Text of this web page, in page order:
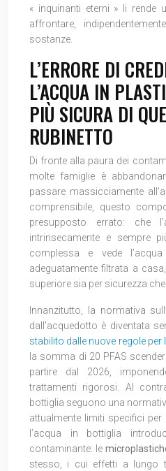
« inquinanti eterni » li rende
affrontare,
sostanze.
L’ERRORE DI
L’ACQUA IN
PIÙ SICURA DI
RUBINETTO
Di fronte alla paura dei
molte famiglie è
passare massicciamente
comprensibile, questo
presupposto errato: che
intrinsecamente e sempre
complessa e vede
adeguatamente filtrata a
superiore sia per sicurezza
Innanzitutto, la normativa
dall’acquedotto è diventata
stabilito dalle nuove regole per
la somma di 20 PFAS
partire dal 2026,
trattamenti rigorosi. Al
bottiglia seguono una
attualmente limiti specifici
l’acqua in bottiglia
contaminante: le
stesso, i cui effetti a lungo